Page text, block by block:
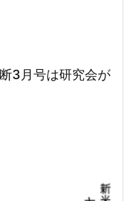
検索
3月号は研究会が